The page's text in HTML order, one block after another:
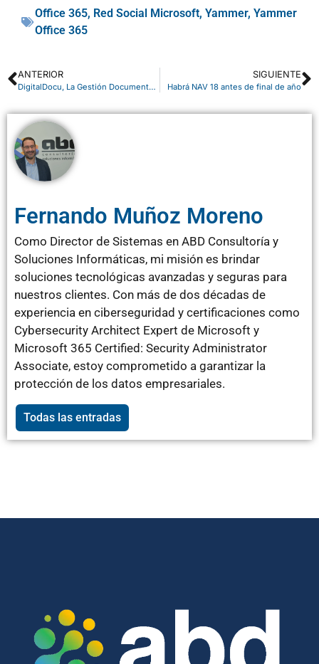
Office 365, Red Social Microsoft, Yammer, Yammer
Office 365
ANTERIOR
DigitalDocu, La Gestión Documental Eficaz e Inteligente
SIGUIENTE
Habrá NAV 18 antes de final de año
Fernando Muñoz Moreno
Como Director de Sistemas en ABD Consultoría y
Soluciones Informáticas, mi misión es brindar
soluciones tecnológicas avanzadas y seguras para
nuestros clientes. Con más de dos décadas de
experiencia en ciberseguridad y certificaciones como
Cybersecurity Architect Expert de Microsoft y
Microsoft 365 Certified: Security Administrator
Associate, estoy comprometido a garantizar la
protección de los datos empresariales.
Todas las entradas